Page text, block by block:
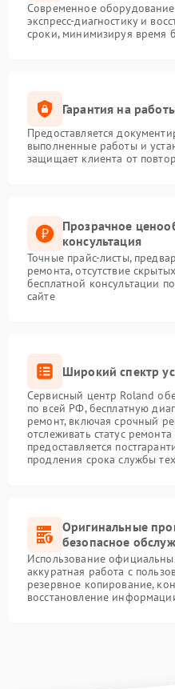
Современное
экспресс-диагностику и
сроки, минимизируя время
Гарантия на
Предоставляется
выполненные работы и
защищает клиента от
Прозрачное
консультация
Точные прайс-листы,
ремонта, отсутствие
бесплатной консультации
сайте
Широкий спектр
Сервисный центр Roland
по всей РФ, бесплатную
ремонт, включая срочный
отслеживать статус
предоставляется
продления срока службы
Оригинальные
безопасное
Использование
аккуратная работа с
резервное копирование,
восстановление